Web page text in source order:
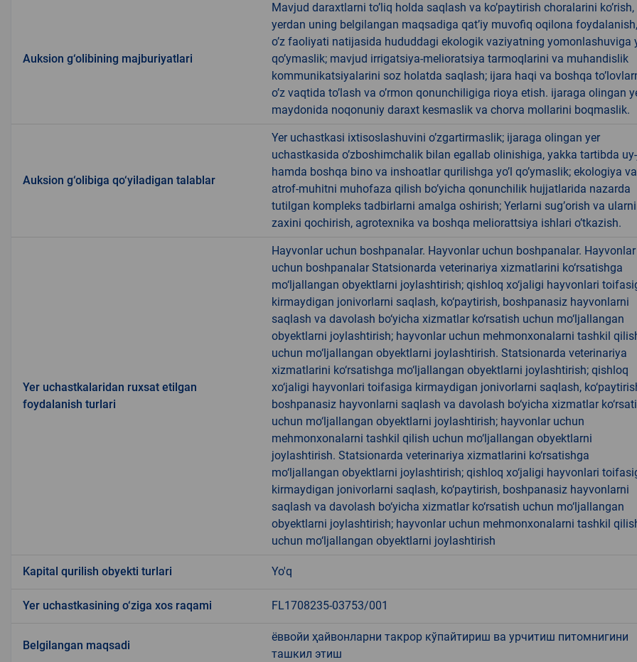
Auksion g‘olibining majburiyatlari
Mavjud daraxtlarni toʼliq holda saqlash va koʼpaytirish choralarini koʼrish,
yerdan uning belgilangan maqsadiga qatʼiy muvofiq oqilona foydalanish,
oʼz faoliyati natijasida hududdagi ekologik vaziyatning yomonlashuviga
qoʼymaslik; mavjud irrigatsiya-melioratsiya tarmoqlarini va muhandislik
kommunikatsiyalarini soz holatda saqlash; ijara haqi va boshqa
oʼz vaqtida toʼlash va oʼrmon qonunchiligiga rioya etish. ijaraga olingan
maydonida noqonuniy daraxt kesmaslik va chorva mollarini boqmaslik.
Auksion g‘olibiga qo‘yiladigan talablar
Yer uchastkasi ixtisoslashuvini oʼzgartirmaslik; ijaraga olingan yer
uchastkasida oʼzboshimchalik bilan egallab olinishiga, yakka tartibda
hamda boshqa bino va inshoatlar qurilishga yoʼl qoʼymaslik; ekologiya va
atrof-muhitni muhofaza qilish boʼyicha qonunchilik hujjatlarida nazarda
tutilgan kompleks tadbirlarni amalga oshirish; Yerlarni sugʼorish va
zaxini qochirish, agrotexnika va boshqa meliorattsiya ishlari oʼtkazish.
Yer uchastkalaridan ruxsat etilgan
foydalanish turlari
Hayvonlar uchun boshpanalar. Hayvonlar uchun boshpanalar. Hayvonlar
uchun boshpanalar Statsionarda veterinariya xizmatlarini ko‘rsatishga
mo‘ljallangan obyektlarni joylashtirish; qishloq xo‘jaligi hayvonlari
kirmaydigan jonivorlarni saqlash, ko‘paytirish, boshpanasiz hayvonlarni
saqlash va davolash bo‘yicha xizmatlar ko‘rsatish uchun mo‘ljallangan
obyektlarni joylashtirish; hayvonlar uchun mehmonxonalarni tashkil
uchun mo‘ljallangan obyektlarni joylashtirish. Statsionarda veterinariya
xizmatlarini ko‘rsatishga mo‘ljallangan obyektlarni joylashtirish; qishloq
xo‘jaligi hayvonlari toifasiga kirmaydigan jonivorlarni saqlash,
boshpanasiz hayvonlarni saqlash va davolash bo‘yicha xizmatlar
uchun mo‘ljallangan obyektlarni joylashtirish; hayvonlar uchun
mehmonxonalarni tashkil qilish uchun mo‘ljallangan obyektlarni
joylashtirish. Statsionarda veterinariya xizmatlarini ko‘rsatishga
mo‘ljallangan obyektlarni joylashtirish; qishloq xo‘jaligi hayvonlari
kirmaydigan jonivorlarni saqlash, ko‘paytirish, boshpanasiz hayvonlarni
saqlash va davolash bo‘yicha xizmatlar ko‘rsatish uchun mo‘ljallangan
obyektlarni joylashtirish; hayvonlar uchun mehmonxonalarni tashkil
uchun mo‘ljallangan obyektlarni joylashtirish
Kapital qurilish obyekti turlari Yo'q
Yer uchastkasining o‘ziga xos raqami FL1708235-03753/001
Belgilangan maqsadi
ёввойи ҳайвонларни такрор кўпайтириш ва урчитиш питомнигини
ташкил этиш